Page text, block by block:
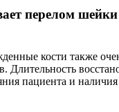
перелом шейки
кости также
Длительность
пациента и